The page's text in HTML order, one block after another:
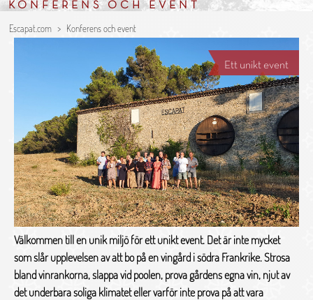
KONFERENS OCH EVENT
Escapat.com Konferens och event
Ett unikt event
Välkommen till en unik miljö för ett unikt event. Det är inte mycket
som slår upplevelsen av att bo på en vingård i södra Frankrike. Strosa
bland vinrankorna, slappa vid poolen, prova gårdens egna vin, njut av
det underbara soliga klimatet eller varför inte prova på att vara